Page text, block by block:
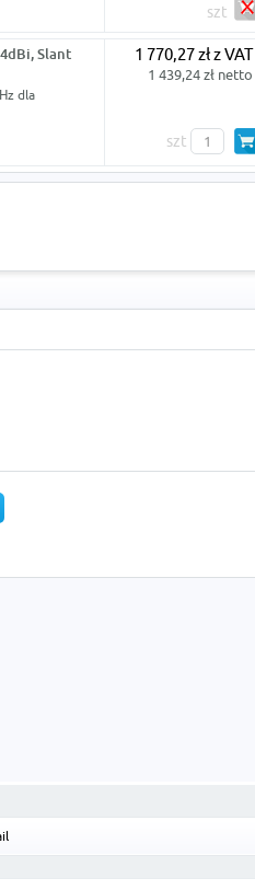
szt
Slant
dla
1 770,27 zł z VAT
1 439,24 zł netto
szt